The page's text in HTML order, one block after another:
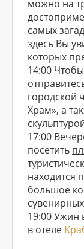
можно на
самых
здесь Вы
которых
14:00
городской
Храм», а
17:00
посетить
находится
большое
19:00 Ужин
в отеле